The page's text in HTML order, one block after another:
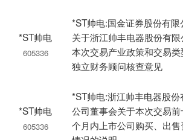
*ST帅电
605336
*ST帅电:国金证券股份有限
关于浙江帅丰电器股份有限
本次交易产业政策和交易类
独立财务顾问核查意见
*ST帅电
605336
*ST帅电:浙江帅丰电器股份
公司董事会关于本次交易前
个月内上市公司购买、出售